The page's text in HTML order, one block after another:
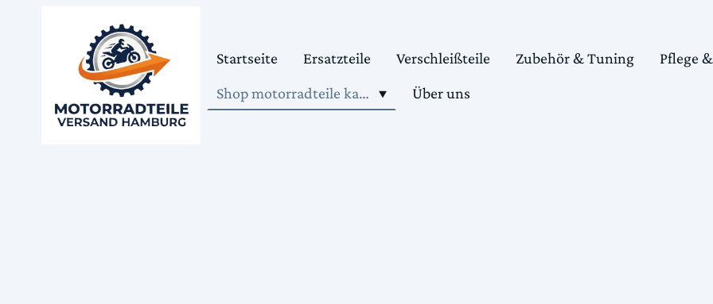
Startseite Ersatzteile Verschleißteile Zubehör & Tuning
Pflege
Shop motorradteile kaufen
Über uns